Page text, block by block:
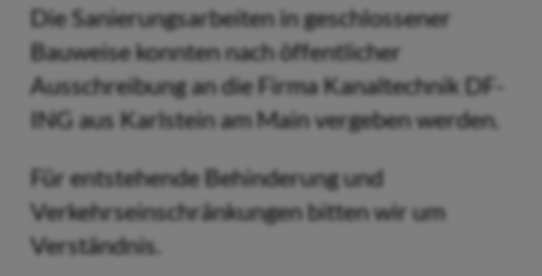
Die Sanierungsarbeiten in geschlossener
Bauweise konnten nach öffentlicher
Ausschreibung an die Firma Kanaltechnik DF-
ING aus Karlstein am Main vergeben werden.
Für entstehende Behinderung und
Verkehrseinschränkungen bitten wir um
Verständnis.